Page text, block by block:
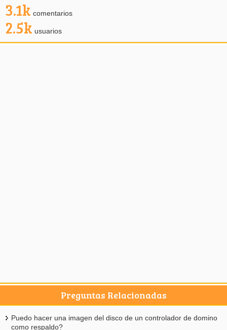
3.1k comentarios
2.5k usuarios
Preguntas Relacionadas
Puedo hacer una imagen del disco de un controlador de domino
como respaldo?